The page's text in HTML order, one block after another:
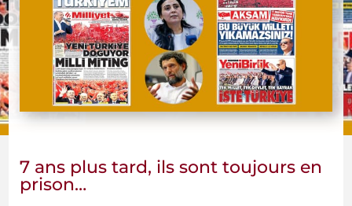
7 ans plus tard, ils sont toujours en
prison…